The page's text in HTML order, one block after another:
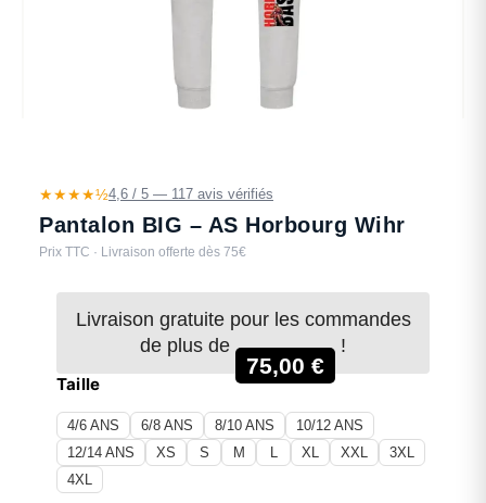
★★★★½4,6 / 5 — 117 avis vérifiés
Pantalon BIG – AS Horbourg Wihr
Prix TTC · Livraison offerte dès 75€
Livraison gratuite pour les commandes
de plus de
75,00 €
!
Taille
4/6 ANS 6/8 ANS 8/10 ANS
10/12 ANS
12/14 ANS
XS S M XL XXL
3XL
4XL